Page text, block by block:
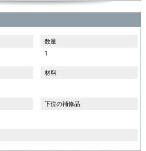
数量
1
材料
下位の補修品